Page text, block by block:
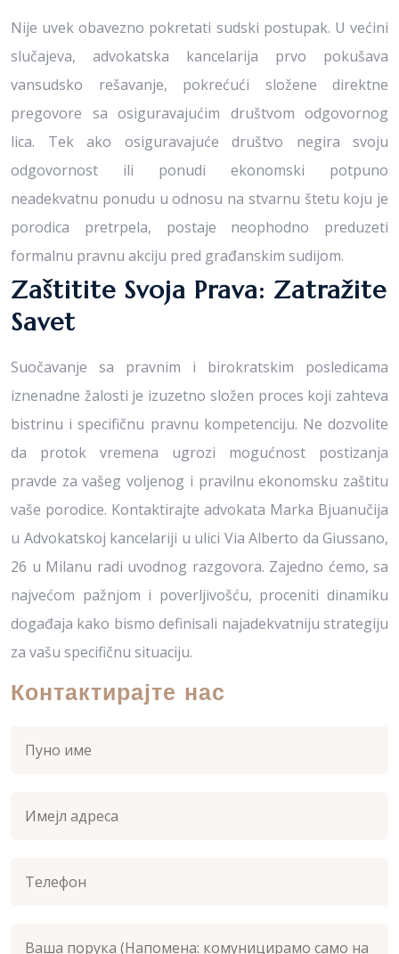
Nije uvek obavezno pokretati sudski postupak. U većini
slučajeva, advokatska kancelarija prvo pokušava
vansudsko rešavanje, pokrećući složene direktne
pregovore sa osiguravajućim društvom odgovornog
lica. Tek ako osiguravajuće društvo negira svoju
odgovornost ili ponudi ekonomski potpuno
neadekvatnu ponudu u odnosu na stvarnu štetu koju je
porodica pretrpela, postaje neophodno preduzeti
formalnu pravnu akciju pred građanskim sudijom.
Zaštitite Svoja Prava: Zatražite
Savet
Suočavanje sa pravnim i birokratskim posledicama
iznenadne žalosti je izuzetno složen proces koji zahteva
bistrinu i specifičnu pravnu kompetenciju. Ne dozvolite
da protok vremena ugrozi mogućnost postizanja
pravde za vašeg voljenog i pravilnu ekonomsku zaštitu
vaše porodice. Kontaktirajte advokata Marka Bjuanučija
u Advokatskoj kancelariji u ulici Via Alberto da Giussano,
26 u Milanu radi uvodnog razgovora. Zajedno ćemo, sa
najvećom pažnjom i poverljivošću, proceniti dinamiku
događaja kako bismo definisali najadekvatniju strategiju
za vašu specifičnu situaciju.
Контактирајте нас